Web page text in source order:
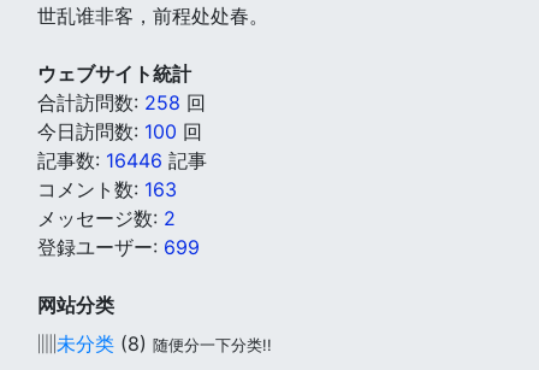
世乱谁非客，前程处处春。
ウェブサイト統計
合計訪問数: 258 回
今日訪問数: 100 回
記事数: 16446 記事
コメント数: 163
メッセージ数: 2
登録ユーザー: 699
网站分类
未分类 (8) 随便分一下分类!!